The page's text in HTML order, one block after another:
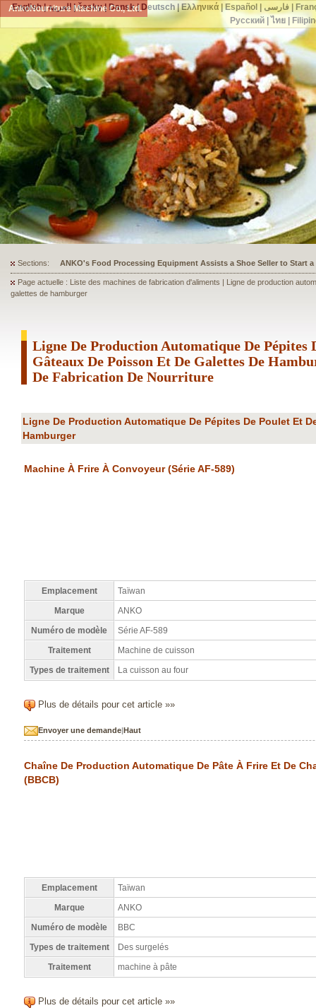
AnkoNourriture Machine Co., Ltd.
Sections: ANKO's Food Processing Equipment Assists a Shoe Seller to Start
Page actuelle : Liste des machines de fabrication d'aliments | Ligne de production
galettes de hamburger
Ligne De Production Automatique De Pépites
Gâteaux De Poisson Et De Galettes De
De Fabrication De Nourriture
Ligne De Production Automatique De Pépites De Poulet Et
Hamburger
Machine À Frire À Convoyeur (série AF-589)
Emplacement
Taïwan
Marque
ANKO
Numéro de modèle
Série AF-589
Traitement
Machine de cuisson
Types de traitement
La cuisson au four
Plus de détails pour cet article »»
Envoyer une demande|Haut
Chaîne De Production Automatique De Pâte À Frire Et De
(BBCB)
Emplacement
Taïwan
Marque
ANKO
Numéro de modèle
BBC
Types de traitement
Des surgelés
Traitement
machine à pâte
Plus de détails pour cet article »»
English|العربية|česky| Dansk| Deutsch|Ελληνικά|Español فارسی|
Русский| ไทย|